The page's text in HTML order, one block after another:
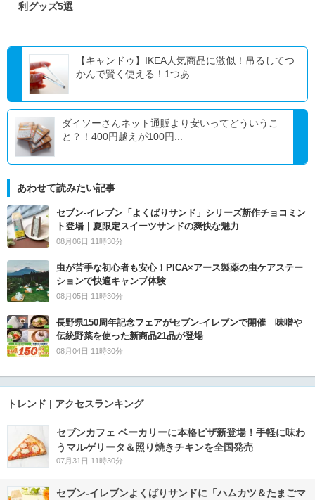
利グッズ5選
【キャンドゥ】IKEA人気商品に激似！吊るしてつ
かんで賢く使える！1つあ...
ダイソーさんネット通販より安いってどういうこ
と？！400円越えが100円...
あわせて読みたい記事
セブン‐イレブン「よくばりサンド」シリーズ新作チョコミン
ト登場｜夏限定スイーツサンドの爽快な魅力
08月06日 11時30分
虫が苦手な初心者も安心！PICA×アース製薬の虫ケアステー
ションで快適キャンプ体験
08月05日 11時30分
長野県150周年記念フェアがセブン-イレブンで開催 味噌や
伝統野菜を使った新商品21品が登場
08月04日 11時30分
トレンド | アクセスランキング
セブンカフェ ベーカリーに本格ピザ新登場！手軽に味わ
うマルゲリータ＆照り焼きチキンを全国発売
07月31日 11時30分
セブン‐イレブンよくばりサンドに「ハムカツ＆たまごマ